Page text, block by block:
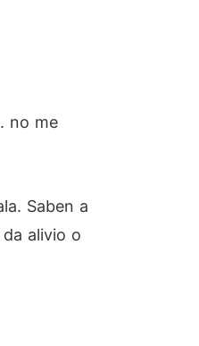
no me
Saben a
alivio o